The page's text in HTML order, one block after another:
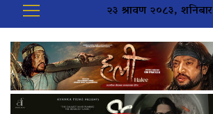
२३ श्रावण २०८३, शनिबार